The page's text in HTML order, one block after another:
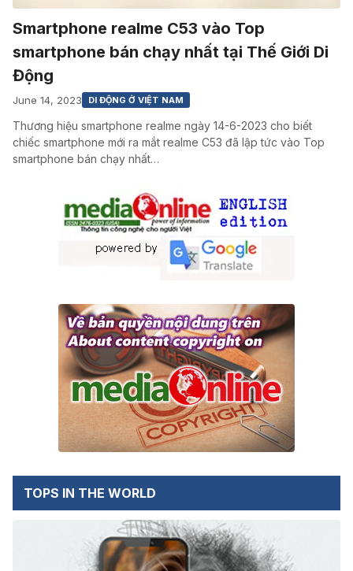
Smartphone realme C53 vào Top
smartphone bán chạy nhất tại Thế Giới Di
Động
June 14, 2023 DI ĐỘNG Ở VIỆT NAM
Thương hiệu smartphone realme ngày 14-6-2023 cho biết
chiếc smartphone mới ra mắt realme C53 đã lập tức vào Top
smartphone bán chạy nhất…
TOPS IN THE WORLD